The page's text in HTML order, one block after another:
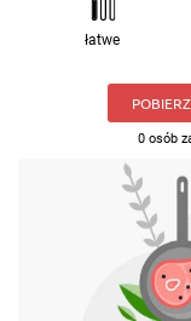
łatwe
0 osób